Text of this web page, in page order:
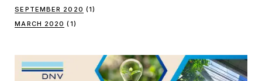
SEPTEMBER 2020 (1)
MARCH 2020 (1)